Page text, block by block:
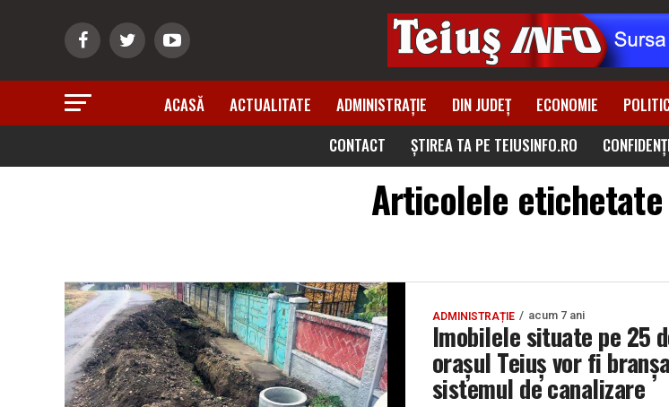
ACASĂ ACTUALITATE ADMINISTRAȚIE DIN JUDEȚ ECONOMIE
CONTACT
ȘTIREA TA PE TEIUSINFO.RO
Articolele
ADMINISTRAȚIE acum 7 ani
Imobilele situate pe 25
orașul Teiuș vor fi
sistemul de canalizare